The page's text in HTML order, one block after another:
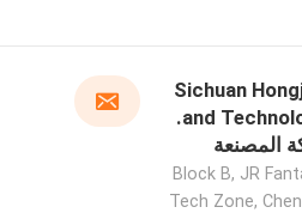
Sichuan
and Technology Co., Ltd.
المصنعة
Block B, JR
Tech Zone,